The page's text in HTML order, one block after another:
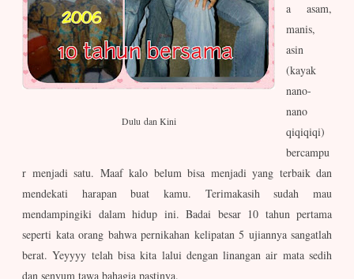
Dulu dan Kini
a asam,
manis,
asin
(kayak
nano-
nano
qiqiqiqi)
bercampu
r menjadi satu. Maaf kalo belum bisa menjadi yang terbaik dan
mendekati harapan buat kamu. Terimakasih sudah mau
mendampingiki dalam hidup ini. Badai besar 10 tahun pertama
seperti kata orang bahwa pernikahan kelipatan 5 ujiannya sangatlah
berat. Yeyyyy telah bisa kita lalui dengan linangan air mata sedih
dan senyum tawa bahagia pastinya.